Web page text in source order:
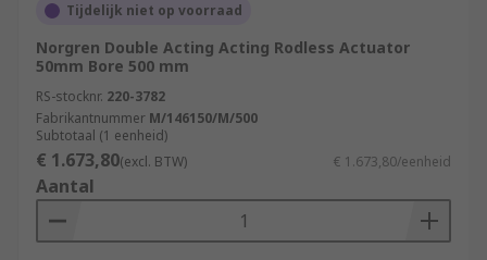
Tijdelijk niet op voorraad
Norgren Double Acting Acting Rodless Actuator
50mm Bore 500 mm
RS-stocknr. 220-3782
Fabrikantnummer M/146150/M/500
Subtotaal (1 eenheid)
€ 1.673,80(excl. BTW) € 1.673,80/eenheid
Aantal